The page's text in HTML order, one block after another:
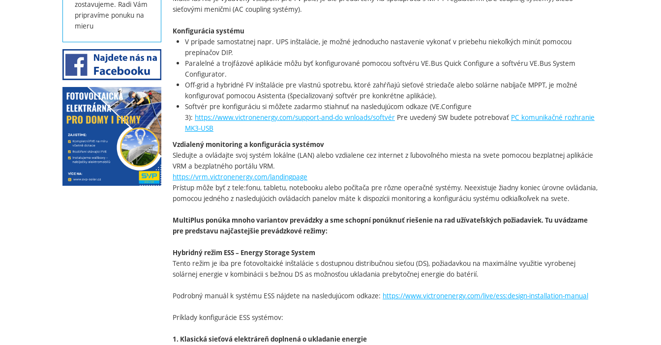
sieťovými meničmi (AC coupling systémy).
Konfigurácia systému
V prípade samostatnej napr. UPS inštalácie, je možné jednoducho nastavenie vykonať v priebehu niekoľkých minút pomocou
prepínačov DIP.
Paralelné a trojfázové aplikácie môžu byť konfigurované pomocou softvéru VE.Bus Quick Configure a softvéru VE.Bus System
Configurator.
Off-grid a hybridné FV inštalácie pre vlastnú spotrebu, ktoré zahŕňajú sieťové striedače alebo solárne nabíjače MPPT, je možné
konfigurovať pomocou Asistenta (špecializovaný softvér pre konkrétne aplikácie).
Softvér pre konfiguráciu si môžete zadarmo stiahnuť na nasledujúcom odkaze (VE.Configure
3): https://www.victronenergy.com/support-and-do wnloads/softvér Pre uvedený SW budete potrebovať PC komunikačné rozhranie
MK3-USB
Vzdialený monitoring a konfigurácia systémov
Sledujte a ovládajte svoj systém lokálne (LAN) alebo vzdialene cez internet z ľubovoľného miesta na svete pomocou bezplatnej aplikácie
VRM a bezplatného portálu VRM.
https://vrm.victronenergy.com/landingpage
Prístup môže byť z tele:fonu, tabletu, notebooku alebo počítača pre rôzne operačné systémy. Neexistuje žiadny koniec úrovne ovládania,
pomocou jedného z nasledujúcich ovládacích panelov máte k dispozícii monitoring a konfiguráciu systému odkiaľkoľvek na svete.
MultiPlus ponúka mnoho variantov prevádzky a sme schopní ponúknuť riešenie na rad užívateľských požiadaviek. Tu uvádzame
pre predstavu najčastejšie prevádzkové režimy:
Hybridný režim ESS – Energy Storage System
Tento režim je iba pre fotovoltaické inštalácie s dostupnou distribučnou sieťou (DS), požiadavkou na maximálne využitie vyrobenej
solárnej energie v kombinácii s bežnou DS as možnosťou ukladania prebytočnej energie do batérií.
Podrobný manuál k systému ESS nájdete na nasledujúcom odkaze: https://www.victronenergy.com/live/ess:design-installation-manual
Príklady konfigurácie ESS systémov:
1. Klasická sieťová elektráreň doplnená o ukladanie energie
zostavujeme. Radi Vám
pripravíme ponuku na
mieru